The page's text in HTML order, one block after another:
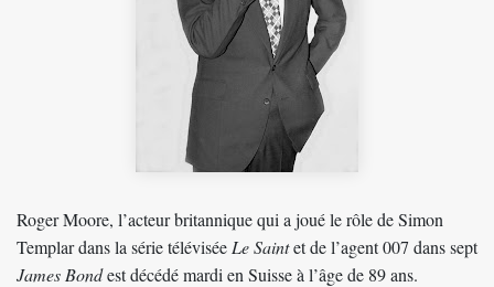
Roger Moore, l’acteur britannique qui a joué le rôle de Simon
Templar dans la série télévisée Le Saintet de l’agent 007 dans sept
James Bondest décédé mardi en Suisse à l’âge de 89 ans.